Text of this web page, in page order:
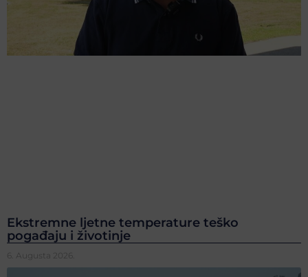
Ekstremne ljetne temperature teško
pogađaju i životinje
6. Augusta 2026.